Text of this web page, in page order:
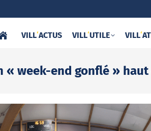
VILL‘ACTUS VILL‘UTILE VILL‘
« week-end gonflé »